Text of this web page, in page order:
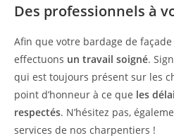
Des professionnels à
Afin que votre bardage de
effectuons un travail soigné.
qui est toujours présent sur les
point d’honneur à ce que les
respectés. N’hésitez pas,
services de nos charpentiers !